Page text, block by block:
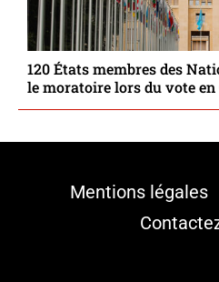
120 États membres des
le moratoire lors du vote
Mentions légales